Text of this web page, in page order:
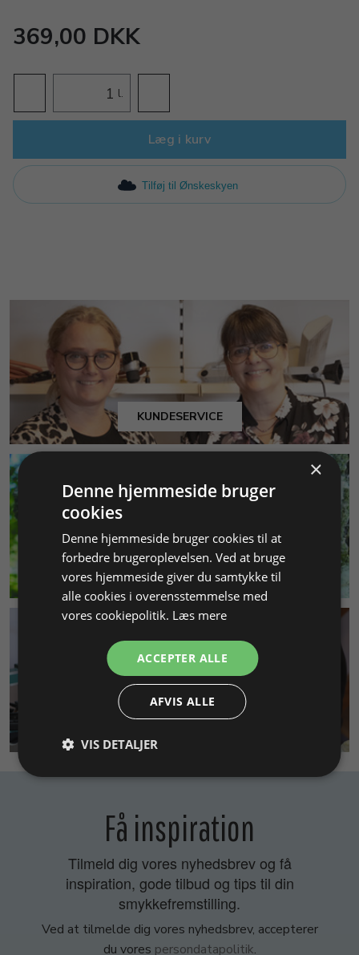
369,00 DKK
l.
Læg i kurv
Tilføj til Ønskeskyen
KUNDESERVICE
MILJØ & BÆREDYGTIGHED
SMYKKEKURSER
Få inspiration
Tilmeld dig vores nyhedsbrev og få
inspiration, gode tilbud og tips til din
smykkefremstilling.
Ved at tilmelde dig vores nyhedsbrev, accepterer
du vores persondatapolitik.
×
Denne hjemmeside bruger
cookies
Denne hjemmeside bruger cookies til at
forbedre brugeroplevelsen. Ved at bruge
vores hjemmeside giver du samtykke til
alle cookies i overensstemmelse med
vores cookiepolitik. Læs mere
ACCEPTER ALLE
AFVIS ALLE
VIS DETALJER